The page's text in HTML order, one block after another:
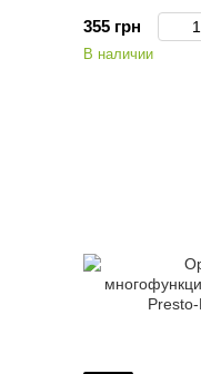
355 грн
В наличии